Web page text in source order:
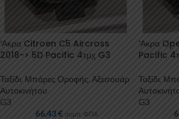
‘Ακρα Citroen C5 Aircross
2018-> 5D Pacific 4τμχ G3
Ταξίδι Μπάρες Οροφής, Αξεσουάρ
Αυτοκινήτου
G3
66,43€ συμπ. ΦΠΑ
‘Ακρα
Pacific
Ταξίδι
G3